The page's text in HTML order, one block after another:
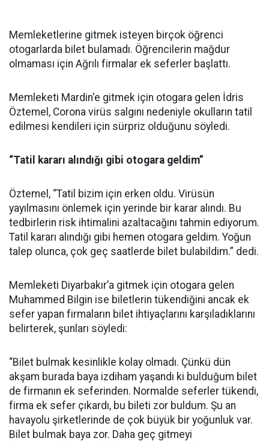
Memleketlerine gitmek isteyen birçok öğrenci
otogarlarda bilet bulamadı. Öğrencilerin mağdur
olmaması için Ağrılı firmalar ek seferler başlattı.
Memleketi Mardin'e gitmek için otogara gelen İdris
Öztemel, Corona virüs salgını nedeniyle okulların tatil
edilmesi kendileri için sürpriz olduğunu söyledi.
“Tatil kararı alındığı gibi otogara geldim”
Öztemel, “Tatil bizim için erken oldu. Virüsün
yayılmasını önlemek için yerinde bir karar alındı. Bu
tedbirlerin risk ihtimalini azaltacağını tahmin ediyorum.
Tatil kararı alındığı gibi hemen otogara geldim. Yoğun
talep olunca, çok geç saatlerde bilet bulabildim.” dedi.
Memleketi Diyarbakır’a gitmek için otogara gelen
Muhammed Bilgin ise biletlerin tükendiğini ancak ek
sefer yapan firmaların bilet ihtiyaçlarını karşıladıklarını
belirterek, şunları söyledi:
“Bilet bulmak kesinlikle kolay olmadı. Çünkü dün
akşam burada baya izdiham yaşandı ki bulduğum bilet
de firmanın ek seferinden. Normalde seferler tükendi,
firma ek sefer çıkardı, bu bileti zor buldum. Şu an
havayolu şirketlerinde de çok büyük bir yoğunluk var.
Bilet bulmak baya zor. Daha geç gitmeyi